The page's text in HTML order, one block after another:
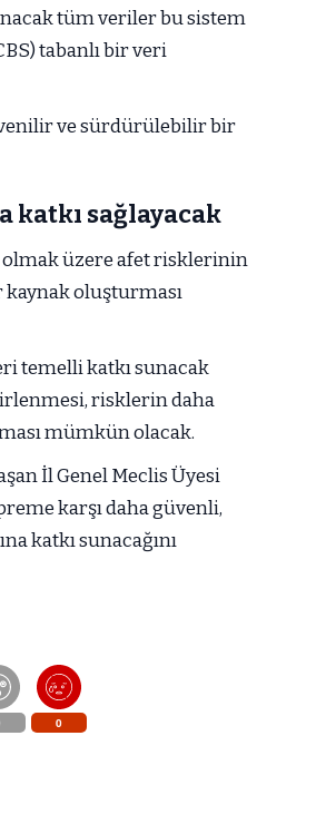
tüm veriler bu sistem
tabanlı bir veri
ve sürdürülebilir bir
katkı sağlayacak
olmak üzere afet risklerinin
kaynak oluşturması
temelli katkı sunacak
risklerin daha
mümkün olacak.
İl Genel Meclis Üyesi
karşı daha güvenli,
katkı sunacağını
0